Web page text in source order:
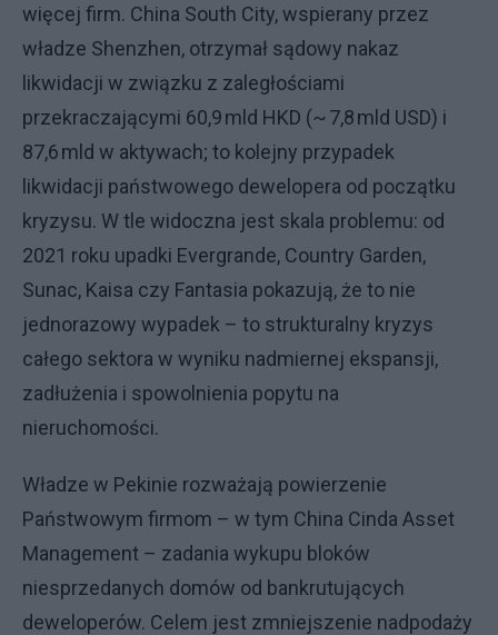
więcej firm. China South City, wspierany przez
władze Shenzhen, otrzymał sądowy nakaz
likwidacji w związku z zaległościami
przekraczającymi 60,9 mld HKD (~ 7,8 mld USD) i
87,6 mld w aktywach; to kolejny przypadek
likwidacji państwowego dewelopera od początku
kryzysu. W tle widoczna jest skala problemu: od
2021 roku upadki Evergrande, Country Garden,
Sunac, Kaisa czy Fantasia pokazują, że to nie
jednorazowy wypadek – to strukturalny kryzys
całego sektora w wyniku nadmiernej ekspansji,
zadłużenia i spowolnienia popytu na
nieruchomości.
Władze w Pekinie rozważają powierzenie
Państwowym firmom – w tym China Cinda Asset
Management – zadania wykupu bloków
niesprzedanych domów od bankrutujących
deweloperów. Celem jest zmniejszenie nadpodaży